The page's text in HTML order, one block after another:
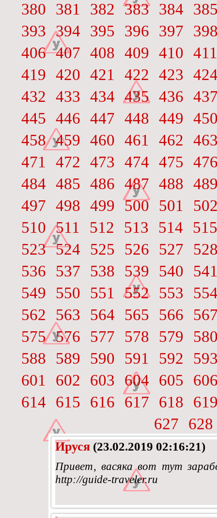
380
381 382 383 384
393 394 395 396 397
406 407 408 409 410 411
419 420 421 422 423
432
433 434 435 436
445 446 447 448 449
458 459 460 461 462
471
472 473 474 475
484 485 486 487 488
497 498 499 500 501
510 511 512 513 514
515
523 524 525 526 527
536
537 538 539 540
549
550 551 552 553
562
563 564 565 566
575 576 577 578 579
588
589 590 591 592
601
602 603 604 605
614
615 616 617 618
627
628
Ируся (23.02.2019 02:16:21)
Привет, васяка вот тут
http://guide-traveler.ru